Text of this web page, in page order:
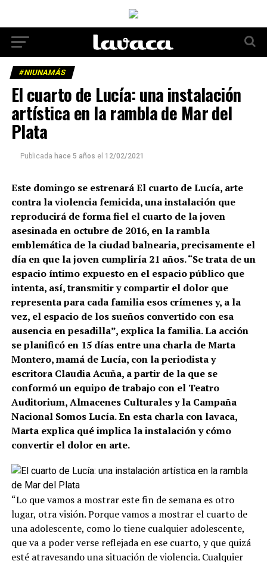
#NIUNAMÁS
El cuarto de Lucía: una instalación
artística en la rambla de Mar del
Plata
Publicada hace 5 años el 12/02/2021
Este domingo se estrenará El cuarto de Lucía, arte
contra la violencia femicida, una instalación que
reproducirá de forma fiel el cuarto de la joven
asesinada en octubre de 2016, en la rambla
emblemática de la ciudad balnearia, precisamente el
día en que la joven cumpliría 21 años. “Se trata de un
espacio íntimo expuesto en el espacio público que
intenta, así, transmitir y compartir el dolor que
representa para cada familia esos crímenes y, a la
vez, el espacio de los sueños convertido con esa
ausencia en pesadilla”, explica la familia. La acción
se planificó en 15 días entre una charla de Marta
Montero, mamá de Lucía, con la periodista y
escritora Claudia Acuña, a partir de la que se
conformó un equipo de trabajo con el Teatro
Auditorium, Almacenes Culturales y la Campaña
Nacional Somos Lucía. En esta charla con lavaca,
Marta explica qué implica la instalación y cómo
convertir el dolor en arte.
“Lo que vamos a mostrar este fin de semana es otro
lugar, otra visión. Porque vamos a mostrar el cuarto de
una adolescente, como lo tiene cualquier adolescente,
que va a poder verse reflejada en ese cuarto, y que quizá
esté atravesando una situación de violencia. Cualquier